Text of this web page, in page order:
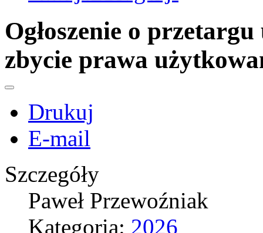
Ogłoszenie o
zbycie prawa
Drukuj
E-mail
Szczegóły
Paweł Przewoźniak
Kategoria: 2026